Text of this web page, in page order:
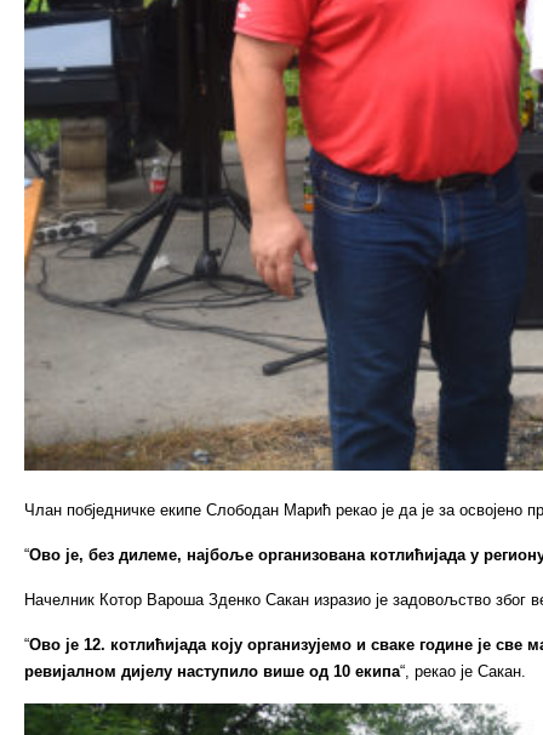
Члан побједничке екипе Слободан Марић рекао је да је за освојено
“Ово је, без дилеме, најбоље организована котлићијада у
Начелник Котор Вароша Зденко Сакан изразио је задовољство због
“Ово је 12. котлићијада коју организујемо и сваке године је
ревијалном дијелу наступило више од 10 екипа“, рекао је Сакан.